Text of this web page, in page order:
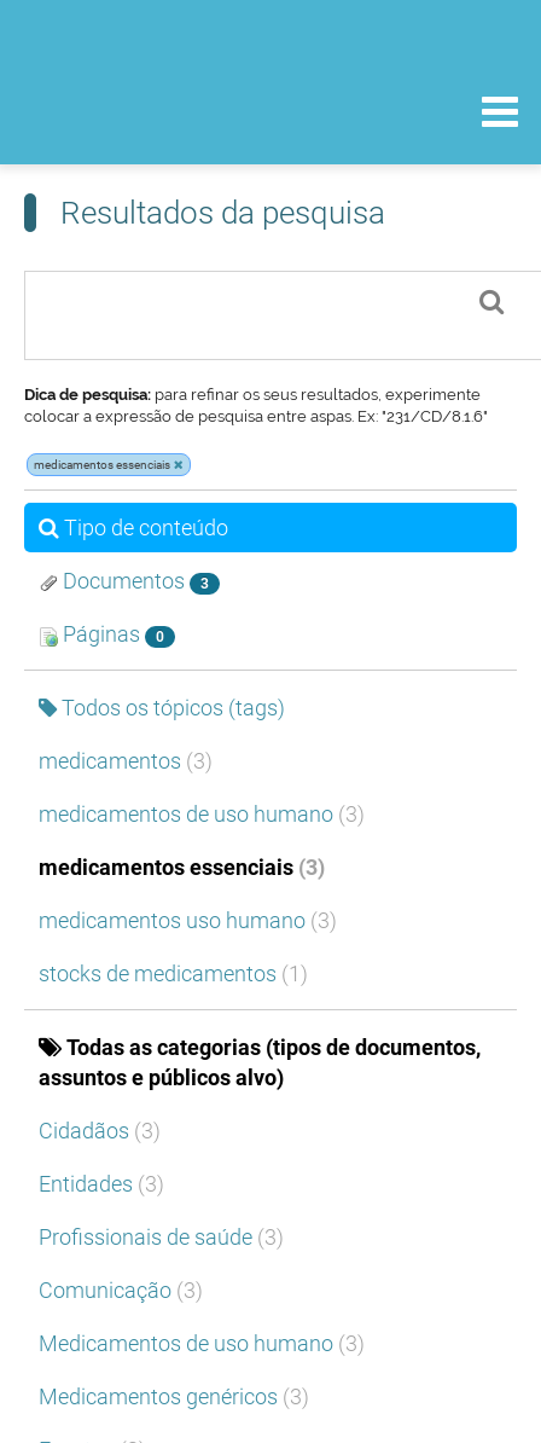
Resultados da pesquisa
Dica de pesquisa: para refinar os seus resultados, experimente
colocar a expressão de pesquisa entre aspas. Ex: "231/CD/8.1.6"
medicamentos essenciais
Tipo de conteúdo
Documentos 3
Páginas 0
Todos os tópicos (tags)
medicamentos (3)
medicamentos de uso humano (3)
medicamentos essenciais (3)
medicamentos uso humano (3)
stocks de medicamentos (1)
Todas as categorias (tipos de documentos,
assuntos e públicos alvo)
Cidadãos (3)
Entidades (3)
Profissionais de saúde (3)
Comunicação (3)
Medicamentos de uso humano (3)
Medicamentos genéricos (3)